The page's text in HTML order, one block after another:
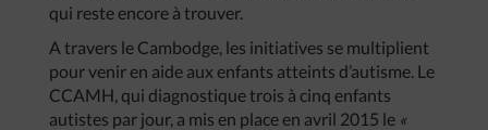
qui reste encore à trouver.
A travers le Cambodge, les initiatives se multiplient
pour venir en aide aux enfants atteints d’autisme. Le
CCAMH, qui diagnostique trois à cinq enfants
autistes par jour, a mis en place en avril 2015 le «